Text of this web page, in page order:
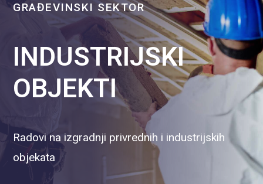
GRAĐEVINSKI SEKTOR
INDUSTRIJSKI
OBJEKTI
Radovi na izgradnji privrednih i industrijskih
objekata